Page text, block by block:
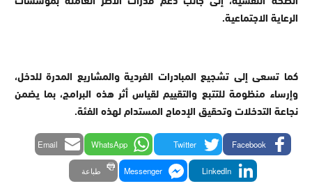
الرعاية الاجتماعية.
كما تسعى إلى تشجيع المبادرات الفردية والمشاريع المدرة للدخل،
وإرساء منظومة للتتبع والتقييم لقياس أثر هذه البرامج، بما يضمن
نجاعة التدخلات وتحقيق الإدماج المستدام لهذه الفئة.
Facebook
Twitter
WhatsApp
Email
LinkedIn
Messenger طباعة